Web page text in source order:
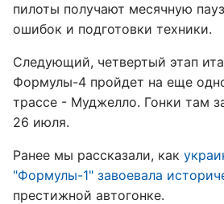
пилоты получают месячную
ошибок и подготовки техники.
Следующий, четвертый этап
Формулы-4 пройдет на еще
трассе - Муджелло. Гонки там
26 июля.
Ранее мы рассказали, как
"Формулы-1" завоевала
престижной автогонке.